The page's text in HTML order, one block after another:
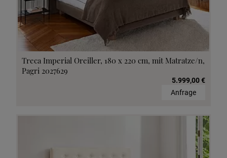
Treca Imperial Oreiller, 180 x 220 cm, mit Matratze/n,
Pagri 2027629
5.999,00 €
Anfrage